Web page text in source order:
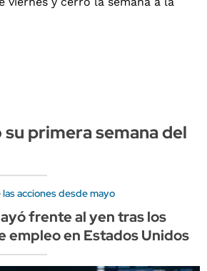
primera semana del
acciones desde mayo
frente al yen tras los
empleo en Estados Unidos